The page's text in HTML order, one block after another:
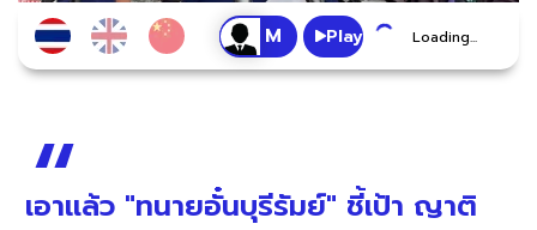
Play Loading...
เอาแล้ว "ทนายอั๋นบุรีรัมย์" ชี้เป้า ญาติ